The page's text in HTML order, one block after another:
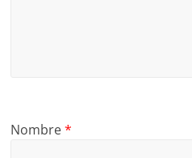
Nombre*